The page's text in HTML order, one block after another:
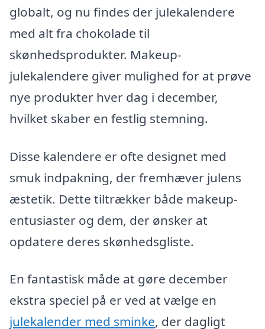
globalt, og nu findes der julekalendere
med alt fra chokolade til
skønhedsprodukter. Makeup-
julekalendere giver mulighed for at prøve
nye produkter hver dag i december,
hvilket skaber en festlig stemning.
Disse kalendere er ofte designet med
smuk indpakning, der fremhæver julens
æstetik. Dette tiltrækker både makeup-
entusiaster og dem, der ønsker at
opdatere deres skønhedsgliste.
En fantastisk måde at gøre december
ekstra speciel på er ved at vælge en
julekalender med sminke, der dagligt